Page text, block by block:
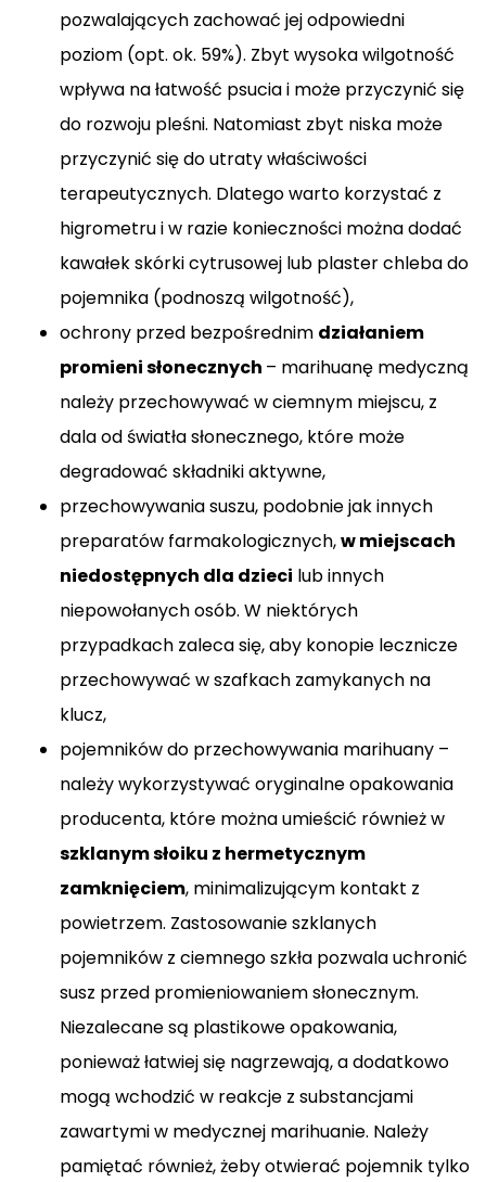
pozwalających zachować jej odpowiedni
poziom (opt. ok. 59%). Zbyt wysoka wilgotność
wpływa na łatwość psucia i może przyczynić się
do rozwoju pleśni. Natomiast zbyt niska może
przyczynić się do utraty właściwości
terapeutycznych. Dlatego warto korzystać z
higrometru i w razie konieczności można dodać
kawałek skórki cytrusowej lub plaster chleba do
pojemnika (podnoszą wilgotność),
ochrony przed bezpośrednim działaniem
promieni słonecznych – marihuanę medyczną
należy przechowywać w ciemnym miejscu, z
dala od światła słonecznego, które może
degradować składniki aktywne,
przechowywania suszu, podobnie jak innych
preparatów farmakologicznych,w miejscach
niedostępnych dla dzieci lub innych
niepowołanych osób. W niektórych
przypadkach zaleca się, aby konopie lecznicze
przechowywać w szafkach zamykanych na
klucz,
pojemników do przechowywania marihuany –
należy wykorzystywać oryginalne opakowania
producenta, które można umieścić również w
szklanym słoiku z hermetycznym
zamknięciem, minimalizującym kontakt z
powietrzem. Zastosowanie szklanych
pojemników z ciemnego szkła pozwala uchronić
susz przed promieniowaniem słonecznym.
Niezalecane są plastikowe opakowania,
ponieważ łatwiej się nagrzewają, a dodatkowo
mogą wchodzić w reakcje z substancjami
zawartymi w medycznej marihuanie. Należy
pamiętać również, żeby otwierać pojemnik tylko